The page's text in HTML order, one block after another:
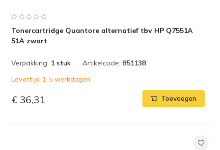
Tonercartridge Quantore alternatief tbv HP Q7551A
51A zwart
Verpakking: 1 stuk Artikelcode: 851138
Levertijd 1-5 werkdagen
€ 36,31 Toevoegen